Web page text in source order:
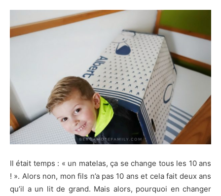
Il était temps : « un matelas, ça se change tous les 10 ans
! ». Alors non, mon fils n’a pas 10 ans et cela fait deux ans
qu’il a un lit de grand. Mais alors, pourquoi en changer